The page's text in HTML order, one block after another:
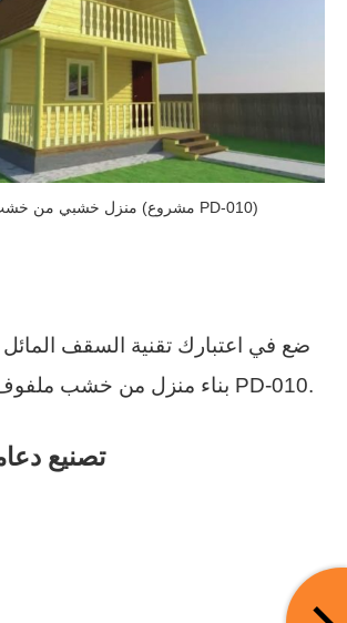
منزل خشبي من خشب ملفوف (مشروع PD-010)
ضع في اعتبارك تقنية السقف المائل
بناء منزل من خشب ملفوف وفقًا لمشروع PD-010.
تصنيع